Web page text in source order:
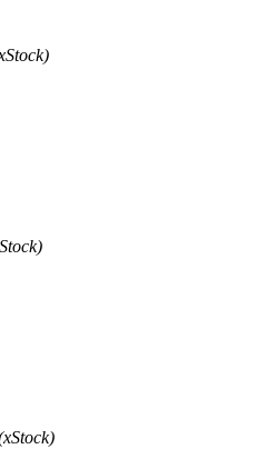
terme et des intérêts flexibles